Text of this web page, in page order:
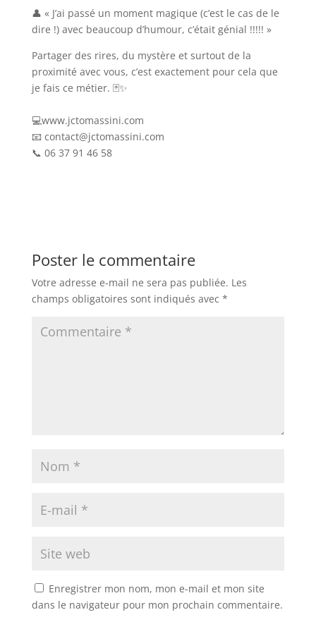
👤 « J’ai passé un moment magique (c’est le cas de le
dire !) avec beaucoup d’humour, c’était génial !!!!! »
Partager des rires, du mystère et surtout de la
proximité avec vous, c’est exactement pour cela que
je fais ce métier. 🃏✨
💻www.jctomassini.com
📧 contact@jctomassini.com
📞 06 37 91 46 58
Poster le commentaire
Votre adresse e-mail ne sera pas publiée. Les
champs obligatoires sont indiqués avec *
Enregistrer mon nom, mon e-mail et mon site
dans le navigateur pour mon prochain commentaire.